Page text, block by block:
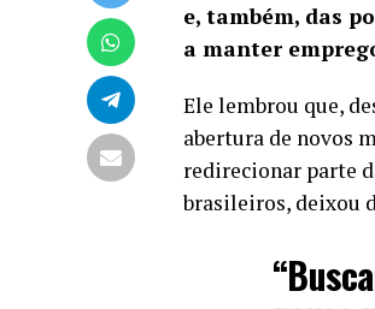
e, também, das
a manter
Ele lembrou que,
abertura de novos
redirecionar parte
brasileiros, deixou